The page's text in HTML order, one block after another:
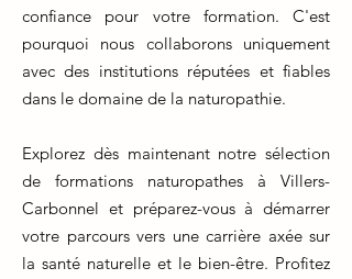
confiance pour votre formation. C'est
pourquoi nous collaborons uniquement
avec des institutions réputées et fiables
dans le domaine de la naturopathie.
Explorez dès maintenant notre sélection
de formations naturopathes à Villers-
Carbonnel et préparez-vous à démarrer
votre parcours vers une carrière axée sur
la santé naturelle et le bien-être. Profitez